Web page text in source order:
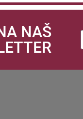
NAŠ